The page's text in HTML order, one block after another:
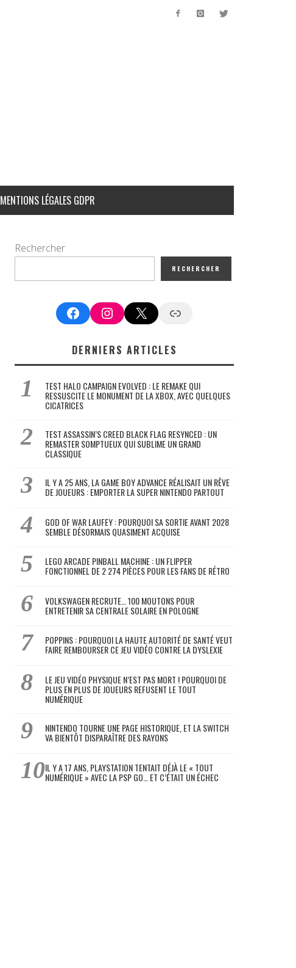
MENTIONS LÉGALES GDPR
Rechercher
RECHERCHER
FacebookInstagram
X Google News
DERNIERS ARTICLES
TEST HALO CAMPAIGN EVOLVED : LE REMAKE QUI
RESSUSCITE LE MONUMENT DE LA XBOX, AVEC QUELQUES
CICATRICES
TEST ASSASSIN’S CREED BLACK FLAG RESYNCED : UN
REMASTER SOMPTUEUX QUI SUBLIME UN GRAND
CLASSIQUE
IL Y A 25 ANS, LA GAME BOY ADVANCE RÉALISAIT UN RÊVE
DE JOUEURS : EMPORTER LA SUPER NINTENDO PARTOUT
GOD OF WAR LAUFEY : POURQUOI SA SORTIE AVANT 2028
SEMBLE DÉSORMAIS QUASIMENT ACQUISE
LEGO ARCADE PINBALL MACHINE : UN FLIPPER
FONCTIONNEL DE 2 274 PIÈCES POUR LES FANS DE RÉTRO
VOLKSWAGEN RECRUTE… 100 MOUTONS POUR
ENTRETENIR SA CENTRALE SOLAIRE EN POLOGNE
POPPINS : POURQUOI LA HAUTE AUTORITÉ DE SANTÉ VEUT
FAIRE REMBOURSER CE JEU VIDÉO CONTRE LA DYSLEXIE
LE JEU VIDÉO PHYSIQUE N’EST PAS MORT ! POURQUOI DE
PLUS EN PLUS DE JOUEURS REFUSENT LE TOUT
NUMÉRIQUE
NINTENDO TOURNE UNE PAGE HISTORIQUE, ET LA SWITCH
VA BIENTÔT DISPARAÎTRE DES RAYONS
IL Y A 17 ANS, PLAYSTATION TENTAIT DÉJÀ LE « TOUT
NUMÉRIQUE » AVEC LA PSP GO… ET C’ÉTAIT UN ÉCHEC